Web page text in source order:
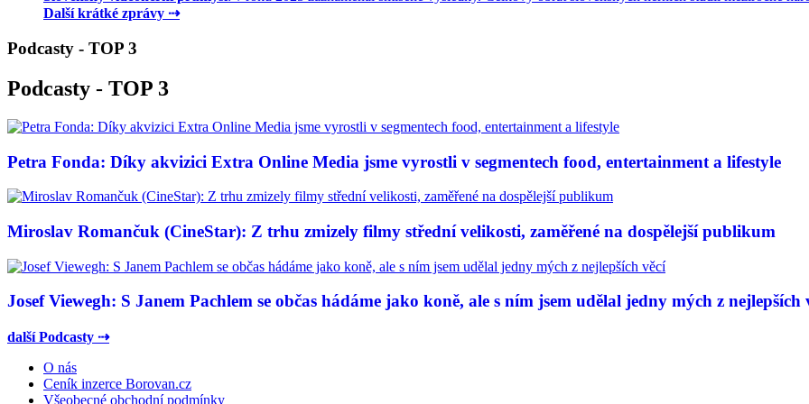
Další krátké zprávy ⇢
Podcasty - TOP 3
Podcasty - TOP 3
Petra Fonda: Díky akvizici Extra Online Media jsme vyrostli v segmentech food, entertainment a lifestyle
Miroslav Romančuk (CineStar): Z trhu zmizely filmy střední velikosti, zaměřené na dospělejší publikum
Josef Viewegh: S Janem Pachlem se občas hádáme jako koně, ale s ním jsem udělal jedny mých z nejlepších
další Podcasty ⇢
O nás
Ceník inzerce Borovan.cz
Všeobecné obchodní podmínky